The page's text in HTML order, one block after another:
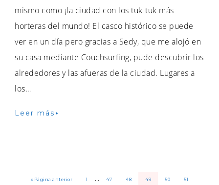
mismo como ¡la ciudad con los tuk-tuk más
horteras del mundo! El casco histórico se puede
ver en un día pero gracias a Sedy, que me alojó en
su casa mediante Couchsurfing, pude descubrir los
alrededores y las afueras de la ciudad. Lugares a
los…
Leer más
« Página anterior 1 … 47 48 49 50 51